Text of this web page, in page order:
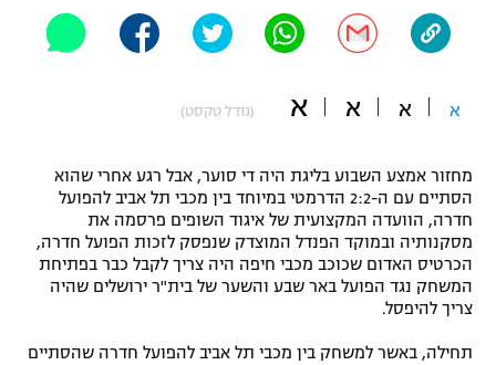
משתתפים וזוכים בפרסים
תקנון עבור פעילות ספורט 1 – "מרלן"
תנאי שימוש
מדיניות פרטיות
כדורמים
פוטבול אמריקאי NFL
ספורט אתגרי ואקסטרים
אומנויות לחימה
א א א א (גודל טקסט)
מחזור אמצע השבוע בליגת היה די סוער, אבל רגע אחרי שהוא
הסתיים עם ה-2:2 הדרמטי במיוחד בין מכבי תל אביב להפועל
חדרה, הוועדה המקצועית של איגוד השופים פרסמה את
מסקנותיה ובמוקד הפנדל המוצדק שנפסק לזכות הפועל חדרה,
הכרטיס האדום שכוכב מכבי חיפה היה צריך לקבל כבר בפתיחת
המשחק נגד הפועל באר שבע והשער של בית"ר ירושלים שהיה
צריך להיפסל.
תחילה, באשר למשחק בין מכבי תל אביב להפועל חדרה שהסתיים